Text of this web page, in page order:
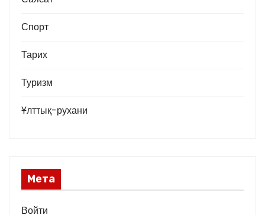
Спорт
Тарих
Туризм
Ұлттық-рухани
Мета
Войти